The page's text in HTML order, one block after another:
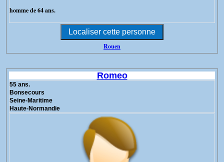
homme de 64 ans.
Rouen
Romeo
55 ans.
Bonsecours
Seine-Maritime
Haute-Normandie